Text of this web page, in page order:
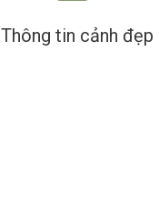
Thông tin cảnh đẹp